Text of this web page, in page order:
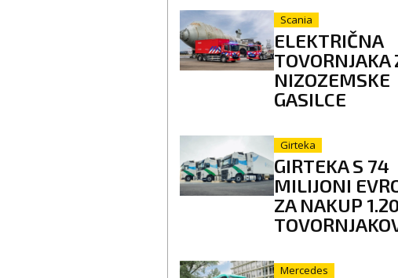
Scania
ELEKTRIČNA
TOVORNJAKA
NIZOZEMSKE
GASILCE
Girteka
GIRTEKA S 74
MILIJONI
ZA NAKUP
Mercedes